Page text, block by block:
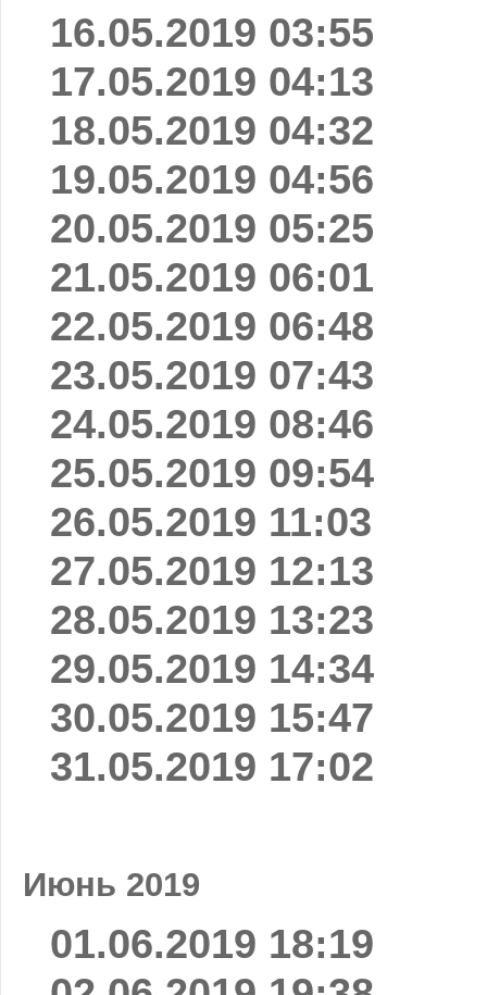
16.05.2019 03:55
17.05.2019 04:13
18.05.2019 04:32
19.05.2019 04:56
20.05.2019 05:25
21.05.2019 06:01
22.05.2019 06:48
23.05.2019 07:43
24.05.2019 08:46
25.05.2019 09:54
26.05.2019 11:03
27.05.2019 12:13
28.05.2019 13:23
29.05.2019 14:34
30.05.2019 15:47
31.05.2019 17:02
Июнь 2019
01.06.2019 18:19